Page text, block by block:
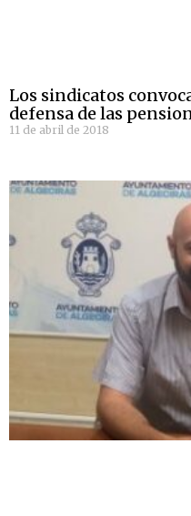
Los sindicatos
defensa de las
11 de abril de 2018